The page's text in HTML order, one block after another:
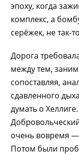
эпоху, когда
комплекс, а
серёжек, не так-
Дорога
между тем,
сопоставляя,
сдавленного
думать о
очень вовремя
Потом были